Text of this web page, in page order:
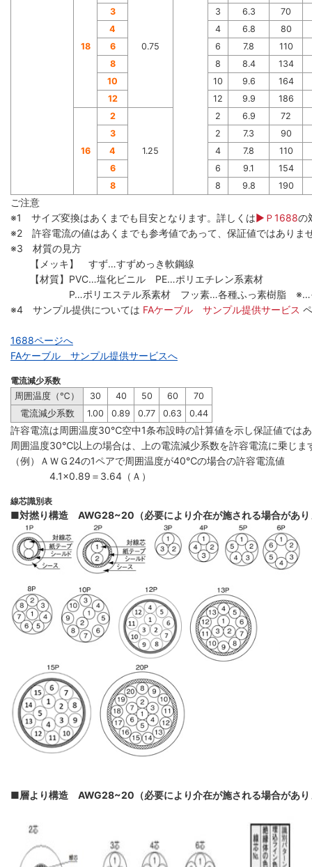
18 0.75
3
3 6.3
70
4
4 6.8
80
6
6 7.8
110
8
8 8.4
134
10
10 9.6
164
12
12 9.9 186
16
2
1.25
2 6.9
72
3
2 7.3
90
4
4 7.8
110
6
6 9.1
154
8
8 9.8 190
ご注意
※1 サイズ変換はあくまでも目安となります。詳しくは▶Ｐ1688の
※2 許容電流の値はあくまでも参考値であって、保証値ではありま
※3 材質の見方
【メッキ】 すず…すずめっき軟鋼線
【材質】PVC…塩化ビニル PE…ポリエチレン系素材
P…ポリエステル系素材 フッ素…各種ふっ素樹脂 ※…
※4 サンプル提供については FAケーブル サンプル提供サービス
1688ページへ
FAケーブル サンプル提供サービスへ
電流減少系数
周囲温度（℃）
30 40 50 60
70
電流減少系数
1.00 0.89 0.77 0.63 0.44
許容電流は周囲温度30℃空中1条布設時の計算値を示し保証値では
周囲温度30℃以上の場合は、上の電流減少系数を許容電流に乗じま
（例）ＡＷＧ24の1ペアで周囲温度が40℃の場合の許容電流値
4.1×0.89＝3.64（Ａ）
線芯識別表
■対撚り構造 AWG28~20（必要により介在が施される場合があり
■層より構造 AWG28~20（必要により介在が施される場合があり